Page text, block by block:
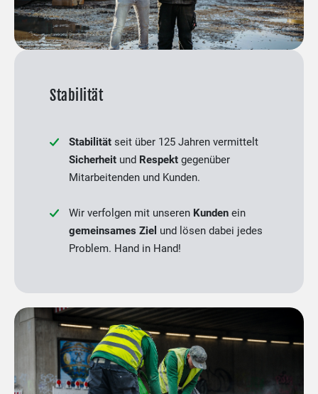
Stabilität
Stabilität seit über 125 Jahren vermittelt
Sicherheit und Respekt gegenüber
Mitarbeitenden und Kunden.
Wir verfolgen mit unseren Kunden ein
gemeinsames Ziel und lösen dabei jedes
Problem. Hand in Hand!